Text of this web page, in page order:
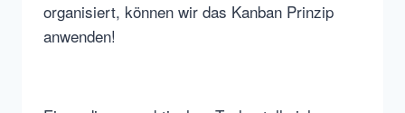
organisiert, können wir das Kanban Prinzip
anwenden!